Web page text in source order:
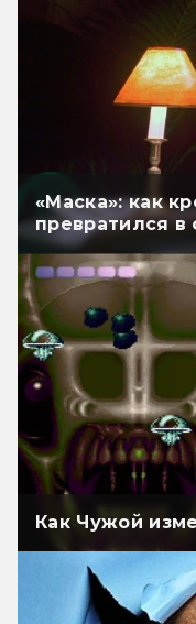
«Маска»: как
превратился
Как Чужой